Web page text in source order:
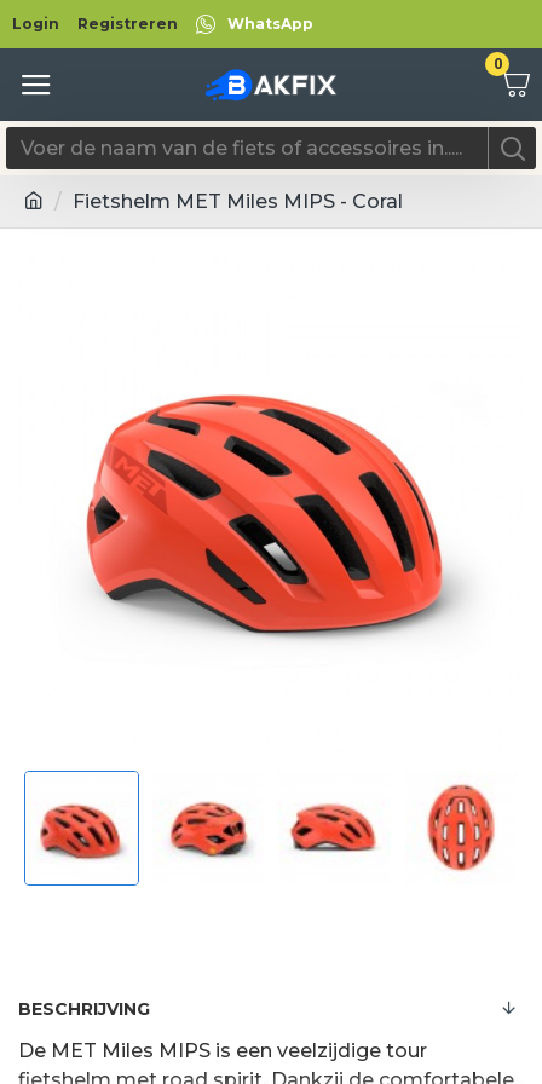
Login Registreren WhatsApp
0
Fietshelm MET Miles MIPS - Coral
BESCHRIJVING
De MET Miles MIPS is een veelzijdige tour
fietshelm met road spirit. Dankzij de comfortabele